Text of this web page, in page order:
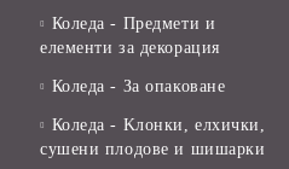
Коледа - Предмети и
елементи за декорация
Коледа - За опаковане
Коледа - Kлонки, елхички,
сушени плодове и шишарки